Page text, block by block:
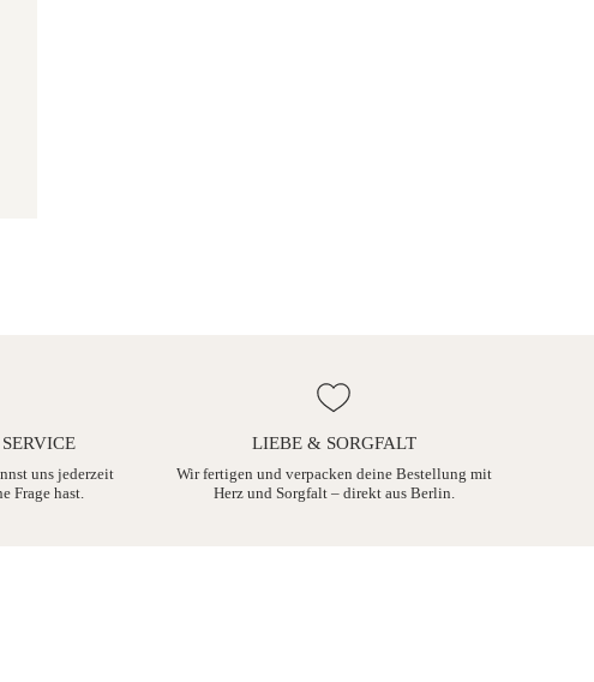
uns jederzeit
Frage hast.
LIEBE & SORGFALT
Wir fertigen und verpacken deine Bestellung mit
Herz und Sorgfalt – direkt aus Berlin.